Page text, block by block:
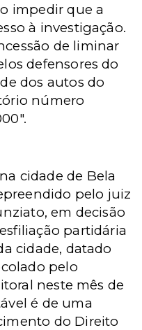
impedir que a
à investigação.
de liminar
defensores do
dos autos do
número
cidade de Bela
pelo juiz
em decisão
partidária
cidade, datado
pelo
neste mês de
é de uma
do Direito